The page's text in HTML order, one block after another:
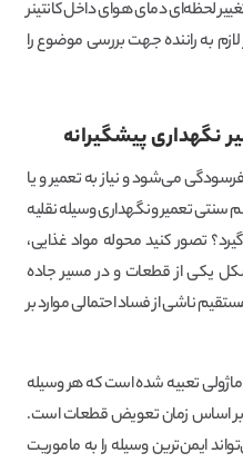
لحظه‌ای دمای هوای داخل کانتینر
به راننده جهت بررسی موضوع را
نگهداری پیشگیرانه
می‌شود و نیاز به تعمیر و یا
سنتی تعمیر ونگهداری وسیله نقلیه
تصور کنید محوله مواد غذایی،
یکی از قطعات و در مسیر جاده
ناشی از فساد احتمالی موارد بر
تعبیه شده است که هر وسیله
بر اساس زمان تعویض قطعات است.
ایمن‌ترین وسیله را به ماموریت